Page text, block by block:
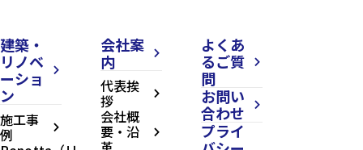
建築・
リノベ
ーショ
ン
arrow_forward_ios
施工事
例 arrow_forward_ios
会社案
内
arrow_forward_ios
代表挨
拶 arrow_forward_ios
会社概
要・沿 arrow_forward_ios
よくあ
るご質
問
arrow_forward_ios
お問い
合わせ
arrow_forward_ios
プライ